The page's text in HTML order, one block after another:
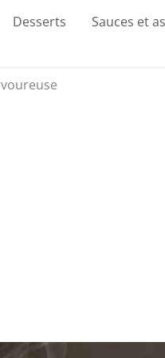
Desserts Sauces et